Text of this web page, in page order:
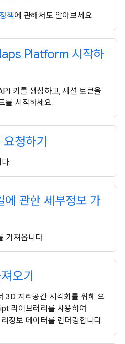
책 에 관해서도 알아보세요.
Platform 시작하
키를 생성하고, 세션 토큰을
를 시작하세요.
청하기
.
에 관한 세부정보 가
가져옵니다.
오기
3D 지리공간 시각화를 위해 오
라이브러리를 사용하여
정보 데이터를 렌더링합니다.